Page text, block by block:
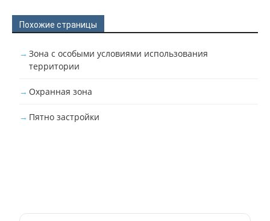
Похожие страницы
Зона с особыми условиями использования
территории
Охранная зона
Пятно застройки